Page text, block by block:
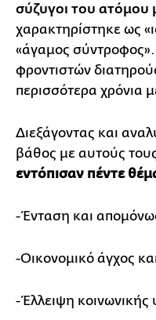
σύζυγοι του ατόμου
χαρακτηρίστηκε ως
«άγαμος
φροντιστών
περισσότερα χρόνια
Διεξάγοντας και
βάθος με αυτούς
εντόπισαν πέντε
-Ένταση και
-Οικονομικό άγχος
-Έλλειψη κοινωνικής